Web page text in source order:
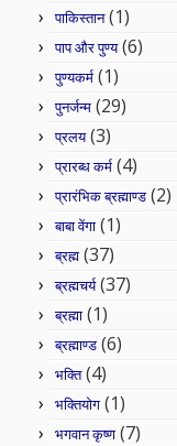
पाकिस्तान(1)
पाप और पुण्य(6)
पुण्यकर्म (1)
पुनर्जन्म (29)
प्रलय(3)
प्रारब्ध कर्म (4)
प्रारंभिक ब्रह्माण्ड (2)
बाबा वेंगा (1)
ब्रह्म (37)
ब्रह्मचर्य(37)
ब्रह्मा (1)
ब्रह्माण्ड (6)
भक्ति(4)
भक्तियोग (1)
भगवान कृष्ण (7)